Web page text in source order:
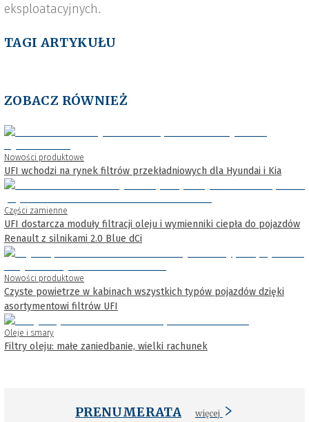
eksploatacyjnych.
TAGI ARTYKUŁU
ZOBACZ RÓWNIEŻ
Nowości produktowe
UFI wchodzi na rynek filtrów przekładniowych dla Hyundai i Kia
Części zamienne
UFI dostarcza moduły filtracji oleju i wymienniki ciepła do pojazdów
Renault z silnikami 2.0 Blue dCi
Nowości produktowe
Czyste powietrze w kabinach wszystkich typów pojazdów dzięki
asortymentowi filtrów UFI
Oleje i smary
Filtry oleju: małe zaniedbanie, wielki rachunek
PRENUMERATA więcej